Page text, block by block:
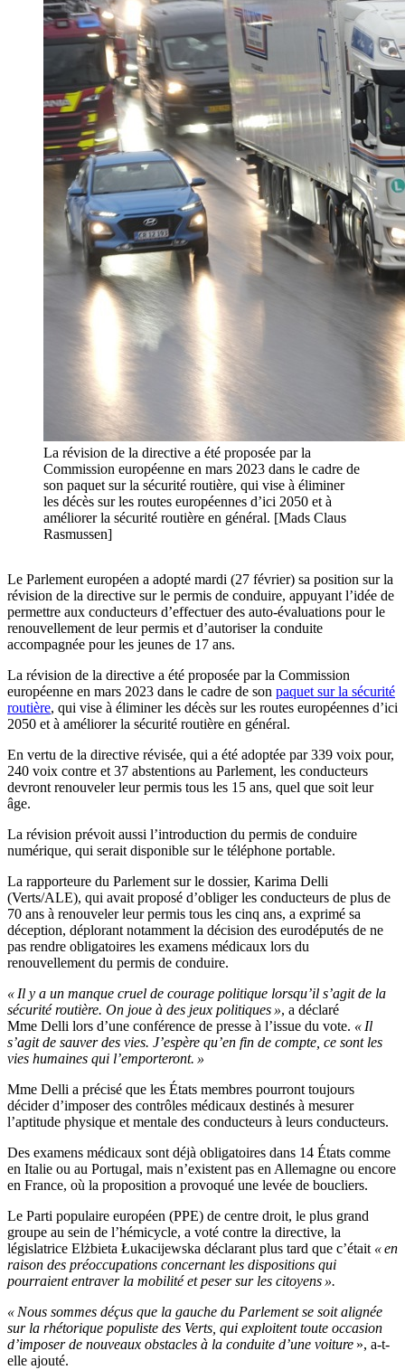
La révision de la directive a été proposée par la
Commission européenne en mars 2023 dans le cadre de
son paquet sur la sécurité routière, qui vise à éliminer
les décès sur les routes européennes d’ici 2050 et à
améliorer la sécurité routière en général. [Mads Claus
Rasmussen]
Le Parlement européen a adopté mardi (27 février) sa position sur la
révision de la directive sur le permis de conduire, appuyant l’idée de
permettre aux conducteurs d’effectuer des auto-évaluations pour le
renouvellement de leur permis et d’autoriser la conduite
accompagnée pour les jeunes de 17 ans.
La révision de la directive a été proposée par la Commission
européenne en mars 2023 dans le cadre de son paquet sur la sécurité
routière, qui vise à éliminer les décès sur les routes européennes d’ici
2050 et à améliorer la sécurité routière en général.
En vertu de la directive révisée, qui a été adoptée par 339 voix pour,
240 voix contre et 37 abstentions au Parlement, les conducteurs
devront renouveler leur permis tous les 15 ans, quel que soit leur
âge.
La révision prévoit aussi l’introduction du permis de conduire
numérique, qui serait disponible sur le téléphone portable.
La rapporteure du Parlement sur le dossier, Karima Delli
(Verts/ALE), qui avait proposé d’obliger les conducteurs de plus de
70 ans à renouveler leur permis tous les cinq ans, a exprimé sa
déception, déplorant notamment la décision des eurodéputés de ne
pas rendre obligatoires les examens médicaux lors du
renouvellement du permis de conduire.
« Il y a un manque cruel de courage politique lorsqu’il s’agit de la
sécurité routière. On joue à des jeux politiques », a déclaré
Mme Delli lors d’une conférence de presse à l’issue du vote. « Il
s’agit de sauver des vies. J’espère qu’en fin de compte, ce sont les
vies humaines qui l’emporteront. »
Mme Delli a précisé que les États membres pourront toujours
décider d’imposer des contrôles médicaux destinés à mesurer
l’aptitude physique et mentale des conducteurs à leurs conducteurs.
Des examens médicaux sont déjà obligatoires dans 14 États comme
en Italie ou au Portugal, mais n’existent pas en Allemagne ou encore
en France, où la proposition a provoqué une levée de boucliers.
Le Parti populaire européen (PPE) de centre droit, le plus grand
groupe au sein de l’hémicycle, a voté contre la directive, la
législatrice Elżbieta Łukacijewska déclarant plus tard que c’était « en
raison des préoccupations concernant les dispositions qui
pourraient entraver la mobilité et peser sur les citoyens ».
« Nous sommes déçus que la gauche du Parlement se soit alignée
sur la rhétorique populiste des Verts, qui exploitent toute occasion
d’imposer de nouveaux obstacles à la conduite d’une voiture », a-t-
elle ajouté.